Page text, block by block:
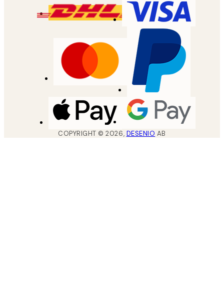
COPYRIGHT ©2026, DESENIO AB